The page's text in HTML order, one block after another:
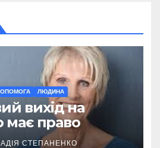
ЛЮДИНА
вихід на
має право
СТЕПАНЕНКО